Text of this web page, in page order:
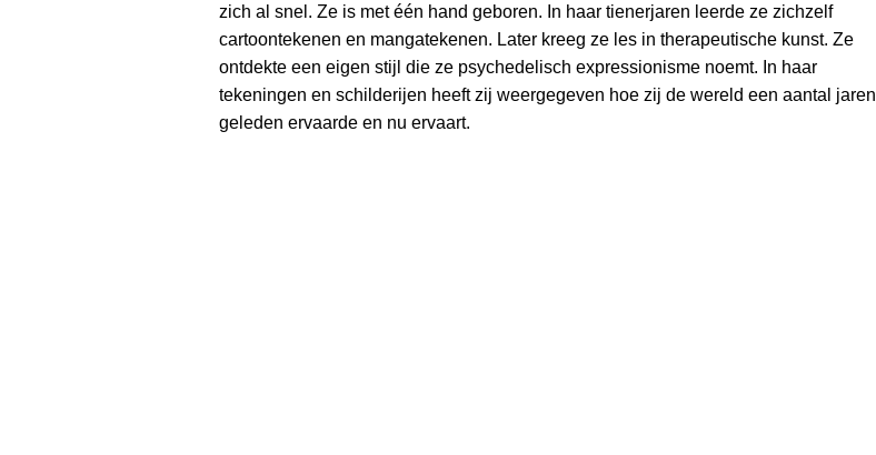
zich al snel. Ze is met één hand geboren. In haar tienerjaren leerde ze zichzelf
cartoontekenen en mangatekenen. Later kreeg ze les in therapeutische kunst. Ze
ontdekte een eigen stijl die ze psychedelisch expressionisme noemt. In haar
tekeningen en schilderijen heeft zij weergegeven hoe zij de wereld een aantal jaren
geleden ervaarde en nu ervaart.